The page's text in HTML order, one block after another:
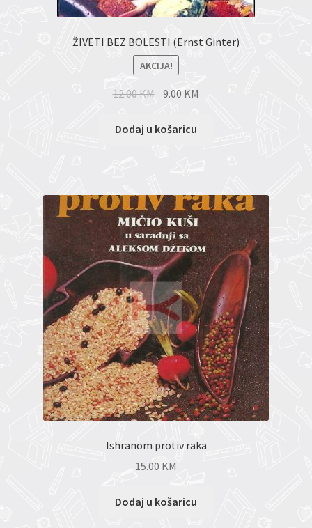
ŽIVETI BEZ BOLESTI (Ernst Ginter)
AKCIJA!
12.00KM 9.00 KM
Dodaj u košaricu
Ishranom protiv raka
15.00 KM
Dodaj u košaricu